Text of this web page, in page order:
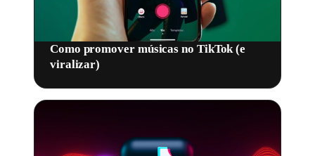
Como promover músicas no TikTok (e
viralizar)